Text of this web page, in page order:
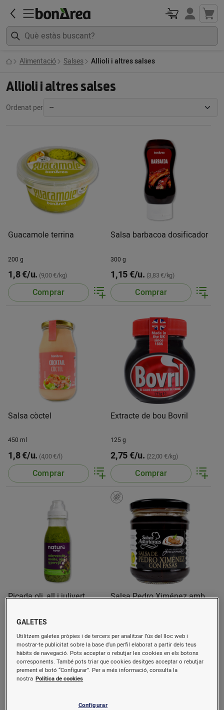
Alimentació Salses Allioli i altres salses
Allioli i altres salses
Ordenat per
Guacamole terrina
200 g
1,8 €/u. (9,00 €/kg)
Comprar
Salsa barbacoa dosificador
300 g
1,15 €/u. (3,83 €/kg)
Comprar
Salsa còctel
450 ml
1,8 €/u. (4,00 €/l)
Comprar
Extracte de bou Bovril
125 g
2,75 €/u. (22,00 €/kg)
Comprar
Picada oli, all i julivert
250 g
1,7 €/u.(6,80 €/kg)
Comprar
Salsa Pedro Ximénez amb
1,88 €/u.(8,95 €/kg)
Comprar
GALETES
Utilitzem galetes pròpies i de tercers per analitzar l’ús del lloc web i
mostrar-te publicitat sobre la base d’un perfil elaborat a partir dels teus
hàbits de navegació. Pots acceptar o rebutjar les cookies en els botons
corresponents. També pots triar que cookies desitges acceptar o rebutjar
prement el botó “Configurar”. Per a més informació, consulta la
nostra Política de cookies
Configurar